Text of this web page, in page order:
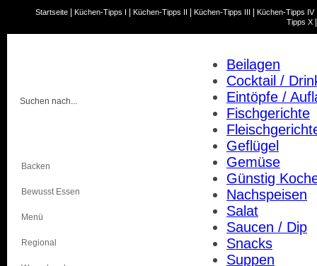
Startseite Küchen-Tipps I Küchen-Tipps II Küchen-Tipps III Küchen-Tipps IV
Tipps X
Backen
Bewusst Essen
Menü
Regional
Beilagen
Cocktail /
Eintöpfe /
Fischgerichte
Geflügel
Gemüse
Günstig
Nachspeisen
Salat
Saucen / Dip
Snacks
Suppen